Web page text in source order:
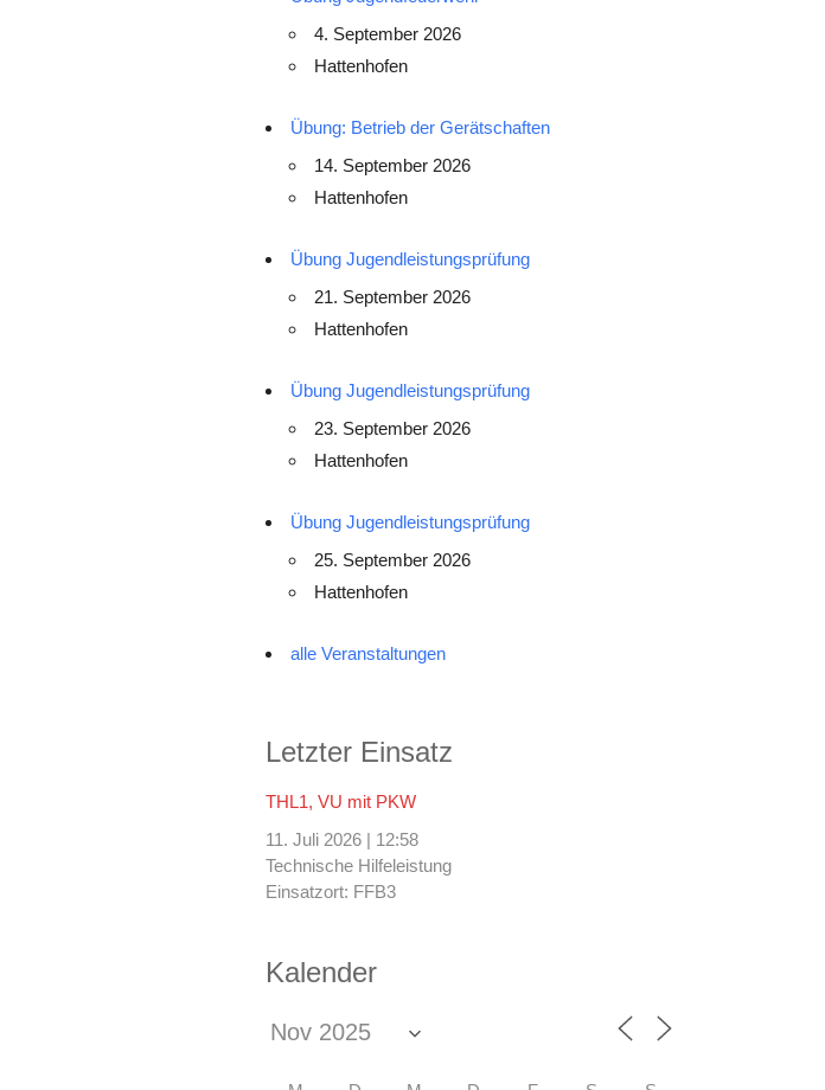
4. September 2026
Hattenhofen
Übung: Betrieb der Gerätschaften
14. September 2026
Hattenhofen
Übung Jugendleistungsprüfung
21. September 2026
Hattenhofen
Übung Jugendleistungsprüfung
23. September 2026
Hattenhofen
Übung Jugendleistungsprüfung
25. September 2026
Hattenhofen
alle Veranstaltungen
Letzter Einsatz
THL1, VU mit PKW
11. Juli 2026 | 12:58
Technische Hilfeleistung
Einsatzort: FFB3
Kalender